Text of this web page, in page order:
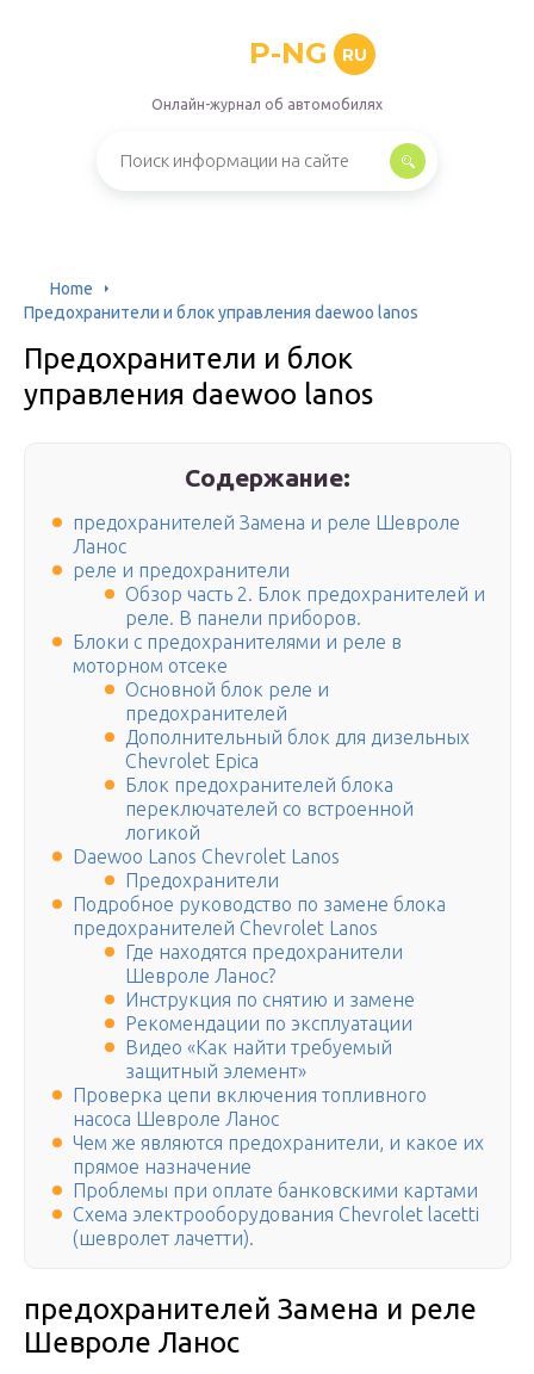
P-NG RU
Онлайн-журнал об автомобилях
Home
Предохранители и блок управления daewoo lanos
Предохранители и блок
управления daewoo lanos
Содержание:
предохранителей Замена и реле Шевроле
Ланос
реле и предохранители
Обзор часть 2. Блок предохранителей и
реле. В панели приборов.
Блоки с предохранителями и реле в
моторном отсеке
Основной блок реле и
предохранителей
Дополнительный блок для дизельных
Chevrolet Epica
Блок предохранителей блока
переключателей со встроенной
логикой
Daewoo Lanos Chevrolet Lanos
Предохранители
Подробное руководство по замене блока
предохранителей Chevrolet Lanos
Где находятся предохранители
Шевроле Ланос?
Инструкция по снятию и замене
Рекомендации по эксплуатации
Видео «Как найти требуемый
защитный элемент»
Проверка цепи включения топливного
насоса Шевроле Ланос
Чем же являются предохранители, и какое их
прямое назначение
Проблемы при оплате банковскими картами
Схема электрооборудования Chevrolet lacetti
(шевролет лачетти).
предохранителей Замена и реле
Шевроле Ланос